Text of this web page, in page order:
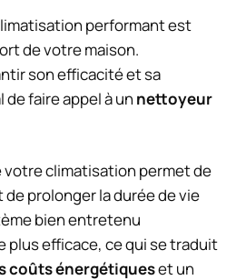
performant est
de votre maison.
son efficacité et sa
faire appel à un nettoyeur
votre climatisation permet de
prolonger la durée de vie
bien entretenu
plus efficace, ce qui se traduit
coûts énergétiqueset un